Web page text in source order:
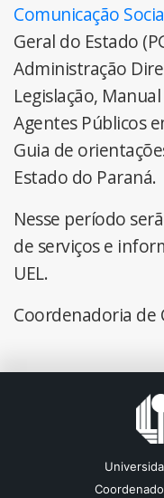
Comunicação
Geral do Estado
Administração
Legislação,
Agentes Públicos
Guia de
Estado do Paraná.
Nesse período
de serviços e
UEL.
Coordenadoria de